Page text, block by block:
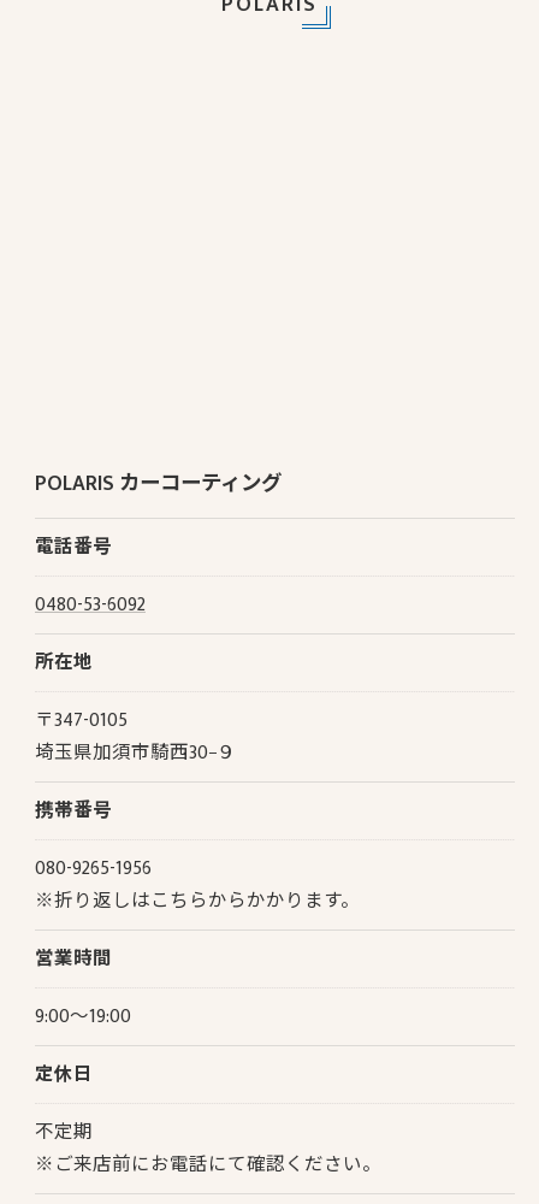
POLARIS カーコーティング
電話番号
0480-53-6092
所在地
〒347-0105
埼玉県加須市騎西30−９
携帯番号
080-9265-1956
※折り返しはこちらからかかります。
営業時間
9:00～19:00
定休日
不定期
※ご来店前にお電話にて確認ください。